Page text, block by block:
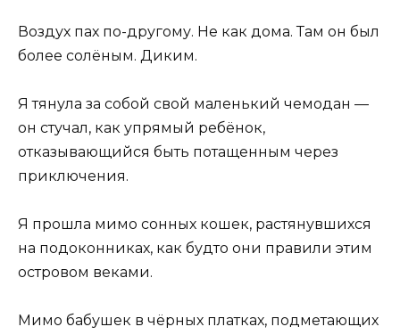
Воздух пах по-другому. Не как дома. Там он был
более солёным. Диким.
Я тянула за собой свой маленький чемодан —
он стучал, как упрямый ребёнок,
отказывающийся быть потащенным через
приключения.
Я прошла мимо сонных кошек, растянувшихся
на подоконниках, как будто они правили этим
островом веками.
Мимо бабушек в чёрных платках, подметающих